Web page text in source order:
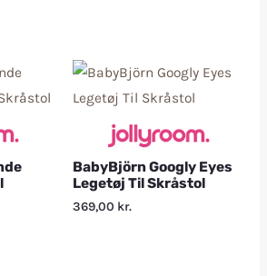
BabyBjörn Googly Eyes
Legetøj Til Skråstol
369,00 kr.